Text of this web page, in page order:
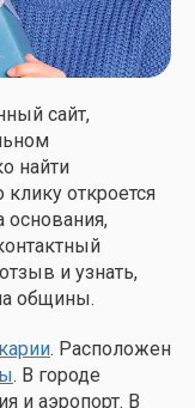
сайт,
найти
откроется
основания,
и узнать,
общины.
. Расположен
. В городе
и аэропорт. В